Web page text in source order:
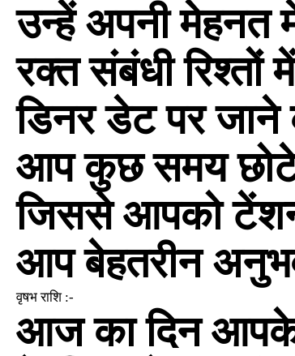
उन्हें अपनी मेहनत
रक्त संबंधी
डिनर डेट पर
आप कुछ समय छोटे
जिससे आपको
आप बेहतरीन
वृषभ राशि :-
आज का दिन आपके